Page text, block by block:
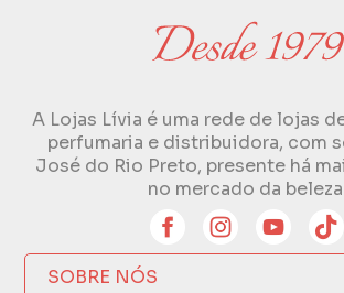
A Lojas Lívia é uma rede de lojas
perfumaria e distribuidora, com
José do Rio Preto, presente há
no mercado da
SOBRE NÓS